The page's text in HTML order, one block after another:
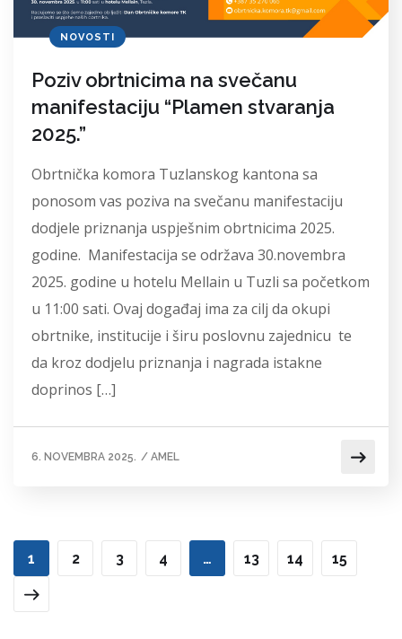
NOVOSTI
Poziv obrtnicima na svečanu
manifestaciju “Plamen stvaranja
2025.”
Obrtnička komora Tuzlanskog kantona sa
ponosom vas poziva na svečanu manifestaciju
dodjele priznanja uspješnim obrtnicima 2025.
godine. Manifestacija se održava 30.novembra
2025. godine u hotelu Mellain u Tuzli sa početkom
u 11:00 sati. Ovaj događaj ima za cilj da okupi
obrtnike, institucije i širu poslovnu zajednicu te
da kroz dodjelu priznanja i nagrada istakne
doprinos […]
6. NOVEMBRA 2025. / AMEL
1 2 3 4 … 13 14 15